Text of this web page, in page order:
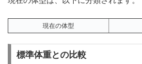
現在の体型
標準体重との比較